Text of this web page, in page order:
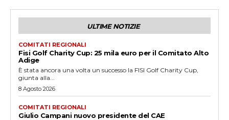
ULTIME NOTIZIE
COMITATI REGIONALI
Fisi Golf Charity Cup: 25 mila euro per il Comitato Alto
Adige
È stata ancora una volta un successo la FISI Golf Charity Cup,
giunta alla...
8 Agosto 2026
COMITATI REGIONALI
Giulio Campani nuovo presidente del CAE